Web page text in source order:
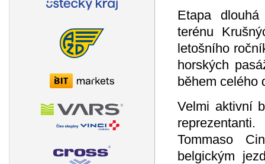
Etapa
terénu
letošního
horských
během celého
Velmi aktivní
Tommaso
belgickým